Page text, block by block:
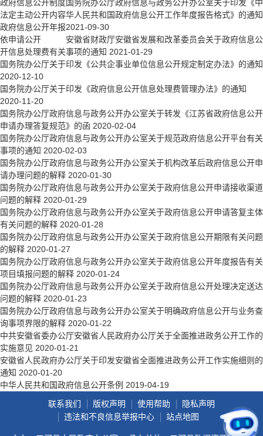
政府信息公开制度
法定主动公开内容
政府信息公开年报
依申请公开
国务院办公厅政府信息与政务公开办公室关于印发《中
华人民共和国政府信息公开工作年度报告格式》的通知
2021-09-30
安徽省财政厅安徽省发展和改革委员会关于政府信息公
开信息处理费有关事项的通知 2021-01-29
国务院办公厅关于印发《公共企事业单位信息公开规定制定办法》的通知
2020-12-10
国务院办公厅关于印发《政府信息公开信息处理费管理办法》的通知
2020-11-20
国务院办公厅政府信息与政务公开办公室关于转发《江苏省政府信息公开
申请办理答复规范》的函 2020-02-04
国务院办公厅政府信息与政务公开办公室关于规范政府信息公开平台有关
事项的通知 2020-02-03
国务院办公厅政府信息与政务公开办公室关于机构改革后政府信息公开申
请办理问题的解释 2020-01-30
国务院办公厅政府信息与政务公开办公室关于政府信息公开申请接收渠道
问题的解释 2020-01-29
国务院办公厅政府信息与政务公开办公室关于政府信息公开申请答复主体
有关问题的解释 2020-01-28
国务院办公厅政府信息与政务公开办公室关于政府信息公开期限有关问题
的解释 2020-01-27
国务院办公厅政府信息与政务公开办公室关于政府信息公开年度报告有关
项目填报问题的解释 2020-01-24
国务院办公厅政府信息与政务公开办公室关于政府信息公开处理决定送达
问题的解释 2020-01-23
国务院办公厅政府信息与政务公开办公室关于明确政府信息公开与业务查
询事项界限的解释 2020-01-22
中共安徽省委办公厅安徽省人民政府办公厅关于全面推进政务公开工作的
实施意见 2020-01-21
安徽省人民政府办公厅关于印发安徽省全面推进政务公开工作实施细则的
通知 2020-01-20
中华人民共和国政府信息公开条例 2019-04-19
联系我们
版权声明 使用帮助
隐私声明
违法和不良信息举报中心
站点地图